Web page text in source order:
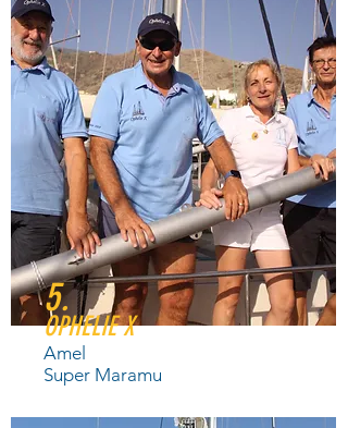
OPHELIE X
Amel
Super Maramu
5.